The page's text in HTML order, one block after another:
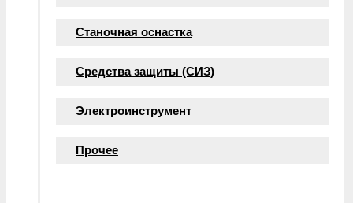
Станочная оснастка
Средства защиты (СИЗ)
Электроинструмент
Прочее